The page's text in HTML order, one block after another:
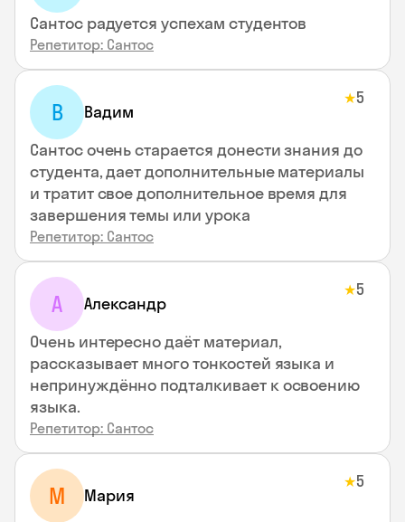
Сантос радуется успехам студентов
Репетитор: Сантос
В Вадим
★5
Сантос очень старается донести знания до
студента, дает дополнительные материалы
и тратит свое дополнительное время для
завершения темы или урока
Репетитор: Сантос
А Александр
★5
Очень интересно даёт материал,
рассказывает много тонкостей языка и
непринуждённо подталкивает к освоению
языка.
Репетитор: Сантос
М Мария
★5